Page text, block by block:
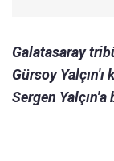
Galatasaray
Gürsoy
Sergen Yalçın'a